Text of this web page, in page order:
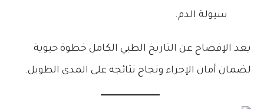
سيولة الدم.
يعد الإفصاح عن التاريخ الطبي الكامل خطوة حيوية
لضمان أمان الإجراء ونجاح نتائجه على المدى الطويل.